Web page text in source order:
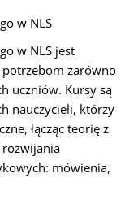
w NLS
w NLS jest
zarówno
uczniów. Kursy są
nauczycieli, którzy
łącząc teorię z
mówienia,